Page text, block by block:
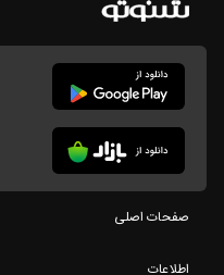
صفحات اصلی
اطلاعات